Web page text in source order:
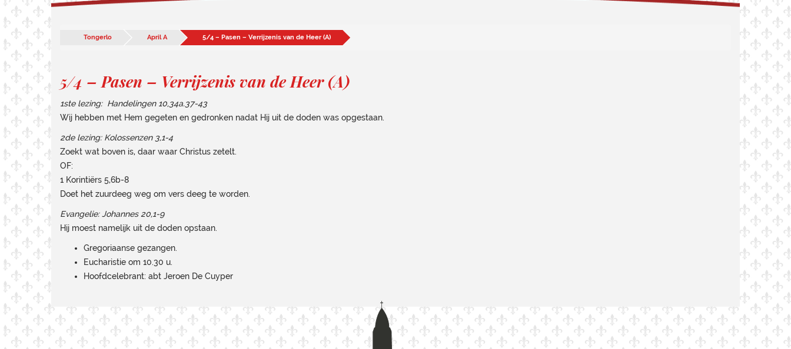
Tongerlo April A 5/4 – Pasen – Verrijzenis van de Heer (A)
5/4 – Pasen – Verrijzenis van de Heer (A)
1ste lezing: Handelingen 10,34a.37-43
Wij hebben met Hem gegeten en gedronken nadat Hij uit de doden was opgestaan.
2de lezing: Kolossenzen 3,1-4
Zoekt wat boven is, daar waar Christus zetelt.
OF:
1 Korintiërs 5,6b-8
Doet het zuurdeeg weg om vers deeg te worden.
Evangelie: Johannes 20,1-9
Hij moest namelijk uit de doden opstaan.
Gregoriaanse gezangen.
Eucharistie om 10.30 u.
Hoofdcelebrant: abt Jeroen De Cuyper